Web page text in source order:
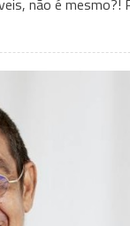
não é mesmo?!